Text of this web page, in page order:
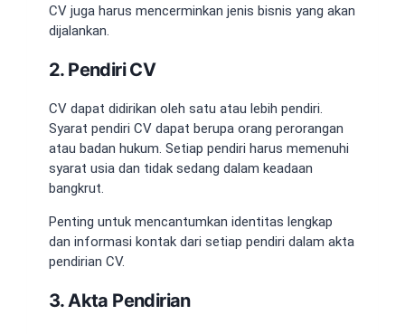
CV juga harus mencerminkan jenis bisnis yang akan
dijalankan.
2. Pendiri CV
CV dapat didirikan oleh satu atau lebih pendiri.
Syarat pendiri CV dapat berupa orang perorangan
atau badan hukum. Setiap pendiri harus memenuhi
syarat usia dan tidak sedang dalam keadaan
bangkrut.
Penting untuk mencantumkan identitas lengkap
dan informasi kontak dari setiap pendiri dalam akta
pendirian CV.
3. Akta Pendirian